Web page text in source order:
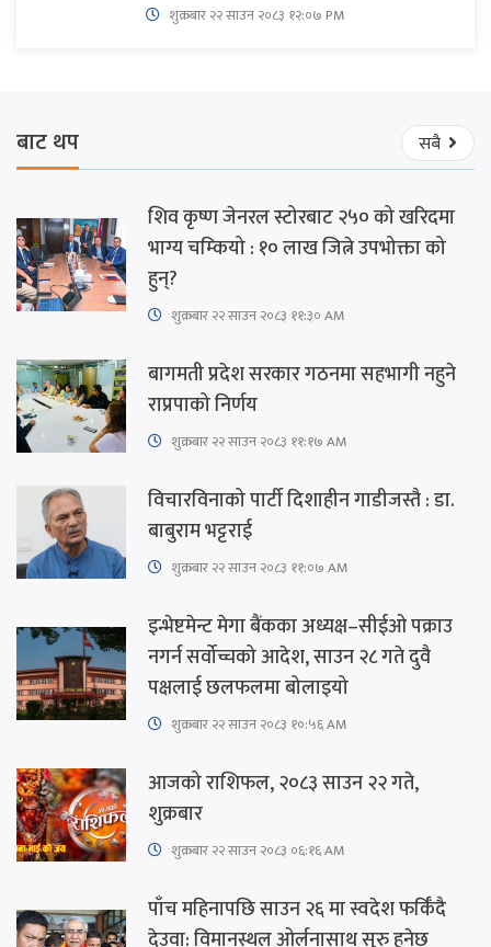
शुक्रबार​ २२ साउन २०८३ १२:०७ PM
बाट थप सबै
शिव कृष्ण जेनरल स्टोरबाट २५० को खरिदमा
भाग्य चम्कियो : १० लाख जित्ने उपभोक्ता को
हुन्?
शुक्रबार​ २२ साउन २०८३ ११:३० AM
बागमती प्रदेश सरकार गठनमा सहभागी नहुने
राप्रपाको निर्णय
शुक्रबार​ २२ साउन २०८३ ११:१७ AM
विचारविनाको पार्टी दिशाहीन गाडीजस्तै : डा.
बाबुराम भट्टराई
शुक्रबार​ २२ साउन २०८३ ११:०७ AM
इन्भेष्टमेन्ट मेगा बैंकका अध्यक्ष–सीईओ पक्राउ
नगर्न सर्वोच्चको आदेश, साउन २८ गते दुवै
पक्षलाई छलफलमा बोलाइयो
शुक्रबार​ २२ साउन २०८३ १०:५६ AM
आजको राशिफल, २०८३ साउन २२ गते,
शुक्रबार
शुक्रबार​ २२ साउन २०८३ ०६:१६ AM
पाँच महिनापछि साउन २६ मा स्वदेश फर्किँदै
देउवा: विमानस्थल ओर्लनासाथ सुरु हुनेछ